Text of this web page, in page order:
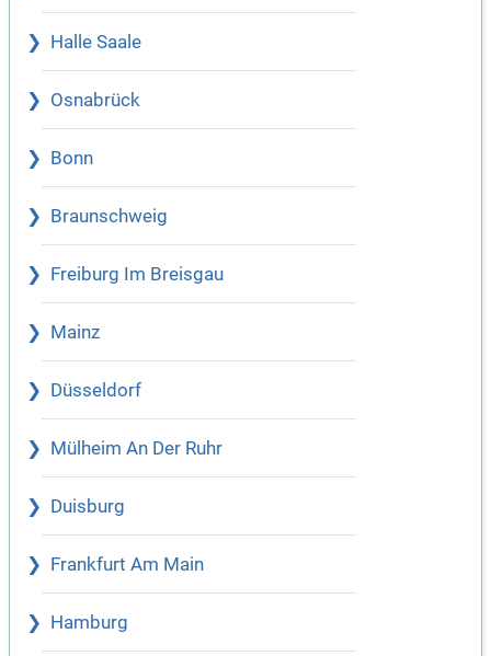
Halle Saale
Osnabrück
Bonn
Braunschweig
Freiburg Im Breisgau
Mainz
Düsseldorf
Mülheim An Der Ruhr
Duisburg
Frankfurt Am Main
Hamburg